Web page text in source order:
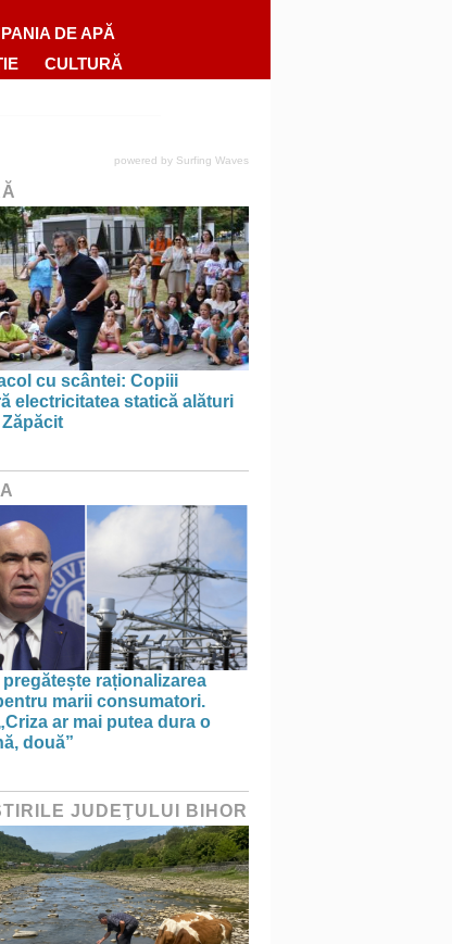
DE APĂ
CULTURĂ
powered by Surfing Waves
cu scântei: Copiii
electricitatea statică alături
raționalizarea
marii consumatori.
ar mai putea dura o
două”
JUDEŢULUI BIHOR